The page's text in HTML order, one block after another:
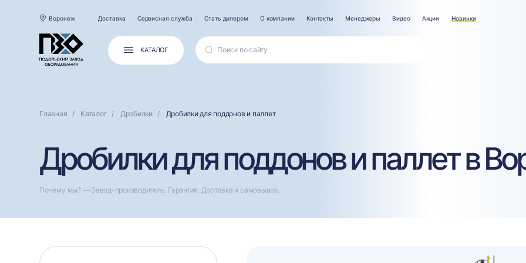
Воронеж Доставка Сервисная служба Стать дилером О компании Контакты Менеджеры Видео Акции Новинки
КАТАЛОГ
Главная Каталог Дробилки Дробилки для поддонов и паллет
Дробилки для поддонов и паллет в
Почему мы? — Завод-производитель. Гарантия. Доставка и самовывоз.